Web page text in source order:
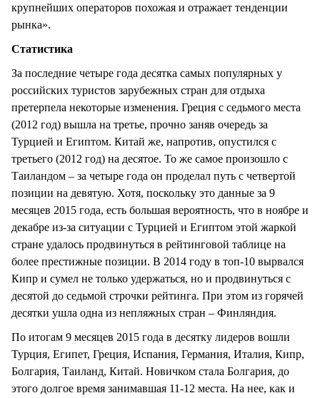
крупнейших операторов похожая и отражает тенденции
рынка».
Статистика
За последние четыре года десятка самых популярных у
российских туристов зарубежных стран для отдыха
претерпела некоторые изменения. Греция с седьмого места
(2012 год) вышла на третье, прочно заняв очередь за
Турцией и Египтом. Китай же, напротив, опустился с
третьего (2012 год) на десятое. То же самое произошло с
Таиландом – за четыре года он проделал путь с четвертой
позиции на девятую. Хотя, поскольку это данные за 9
месяцев 2015 года, есть большая вероятность, что в ноябре и
декабре из-за ситуации с Турцией и Египтом этой жаркой
стране удалось продвинуться в рейтинговой таблице на
более престижные позиции. В 2014 году в топ-10 вырвался
Кипр и сумел не только удержаться, но и продвинуться с
десятой до седьмой строчки рейтинга. При этом из горячей
десятки ушла одна из непляжных стран – Финляндия.
По итогам 9 месяцев 2015 года в десятку лидеров вошли
Турция, Египет, Греция, Испания, Германия, Италия, Кипр,
Болгария, Таиланд, Китай. Новичком стала Болгария, до
этого долгое время занимавшая 11-12 места. На нее, как и